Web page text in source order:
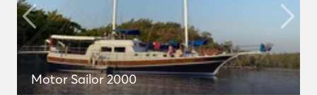
Motor Sailor 2000